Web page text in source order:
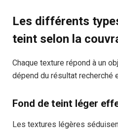
Les différents
teint selon la
Chaque texture répond à un
dépend du résultat recherché
Fond de teint léger
Les textures légères